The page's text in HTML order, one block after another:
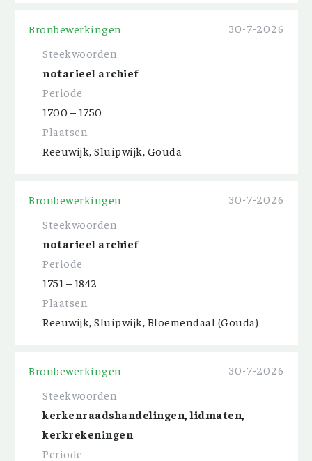
Bronbewerkingen
30-7-2026
Steekwoorden
notarieel archief
Periode
1700 – 1750
Plaatsen
Reeuwijk, Sluipwijk, Gouda
Bronbewerkingen
30-7-2026
Steekwoorden
notarieel archief
Periode
1751 – 1842
Plaatsen
Reeuwijk, Sluipwijk, Bloemendaal (Gouda)
Bronbewerkingen
30-7-2026
Steekwoorden
kerkenraadshandelingen, lidmaten,
kerkrekeningen
Periode